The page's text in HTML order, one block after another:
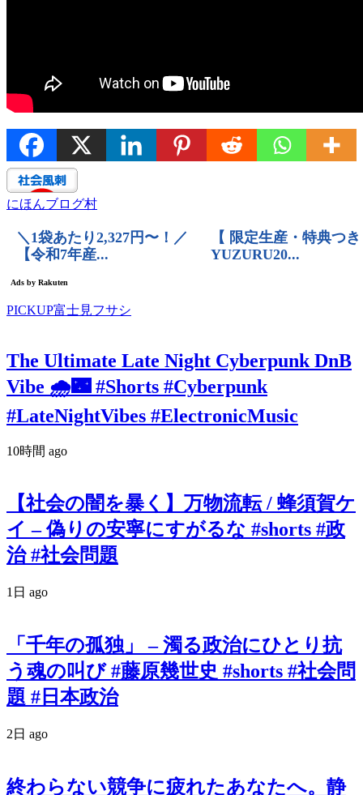
にほんブログ村
PICKUP富士見フサシ
The Ultimate Late Night Cyberpunk DnB
Vibe 🌧️🌃 #Shorts #Cyberpunk
#LateNightVibes #ElectronicMusic
10時間 ago
【社会の闇を暴く】万物流転 / 蜂須賀ケ
イ – 偽りの安寧にすがるな #shorts #政
治 #社会問題
1日 ago
「千年の孤独」 – 濁る政治にひとり抗
う魂の叫び #藤原幾世史 #shorts #社会問
題 #日本政治
2日 ago
終わらない競争に疲れたあなたへ。静